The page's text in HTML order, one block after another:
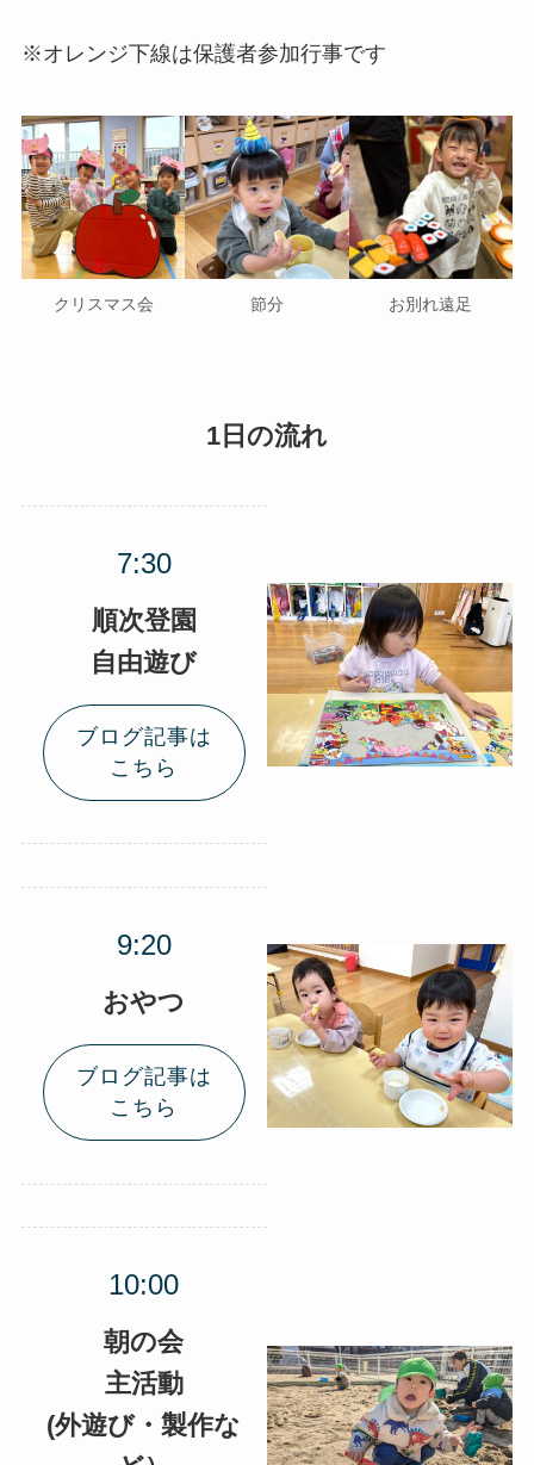
※オレンジ下線は保護者参加行事です
クリスマス会 節分 お別れ遠足
1日の流れ
順次登園
自由遊び
ブログ記事は
こちら
おやつ
ブログ記事は
こちら
朝の会
主活動
(外遊び・製作な